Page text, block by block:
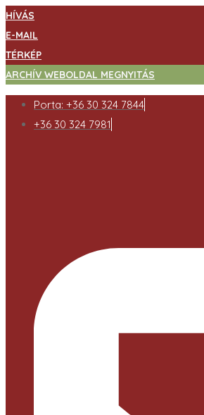
HÍVÁS
E-MAIL
TÉRKÉP
ARCHÍV WEBOLDAL MEGNYITÁS
Porta: +36 30 324 7844
+36 30 324 7981